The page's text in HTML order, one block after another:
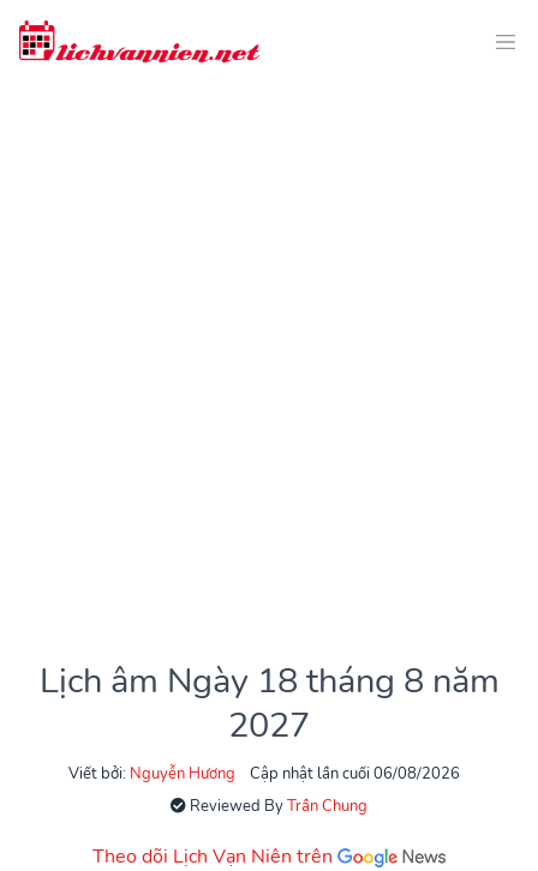
Lịch âm Ngày 18 tháng 8 năm
2027
Viết bởi: Nguyễn Hương
Cập nhật lần cuối 06/08/2026
Reviewed ByTrần Chung
Theo dõi Lịch Vạn Niên trên